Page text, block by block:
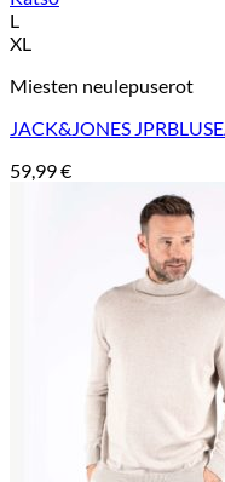
L
XL
Miesten neulepuserot
JACK&JONES
59,99€